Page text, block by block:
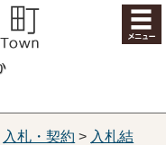
ンプ
入札・契約 > 入札結